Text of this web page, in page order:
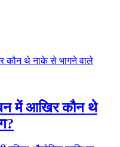
में आखिर कौन थे